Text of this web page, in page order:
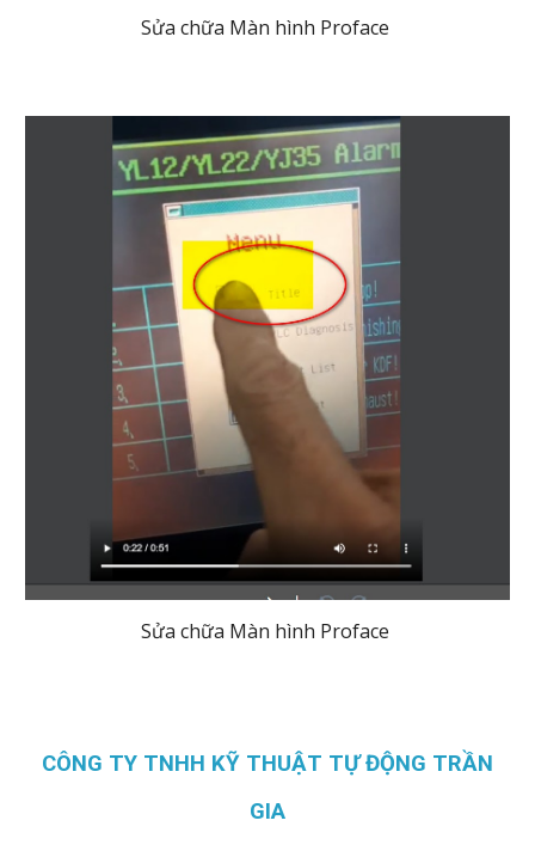
Sửa chữa Màn hình Proface
Sửa chữa Màn hình Proface
CÔNG TY TNHH KỸ THUẬT TỰ ĐỘNG TRẦN
GIA